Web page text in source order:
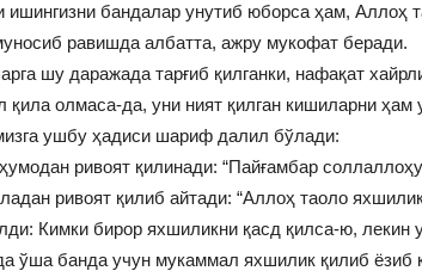
ишингизни бандалар унутиб юборса ҳам, Аллоҳ
равишда албатта, ажру мукофат беради.
шу даражада тарғиб қилганки, нафақат
қила олмаса-да, уни ният қилган кишиларни ҳам
ушбу ҳадиси шариф далил бўлади:
ривоят қилинади: “Пайғамбар
ривоят қилиб айтади: “Аллоҳ таоло
Кимки бирор яхшиликни қасд қилса-ю, лекин
ўша банда учун мукаммал яхшилик қилиб ёзиб